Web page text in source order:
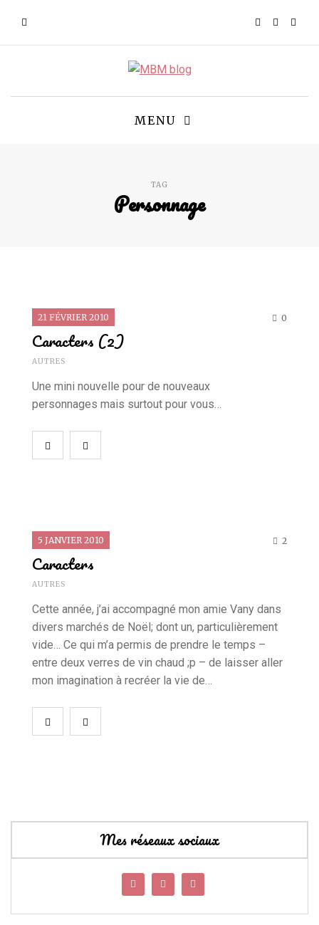
MENU
TAG
Personnage
21 FÉVRIER 2010 0
Caracters (2)
AUTRES
Une mini nouvelle pour de nouveaux
personnages mais surtout pour vous…
5 JANVIER 2010 2
Caracters
AUTRES
Cette année, j’ai accompagné mon amie Vany dans
divers marchés de Noël; dont un, particulièrement
vide… Ce qui m’a permis de prendre le temps –
entre deux verres de vin chaud ;p – de laisser aller
mon imagination à recréer la vie de…
Mes réseaux sociaux